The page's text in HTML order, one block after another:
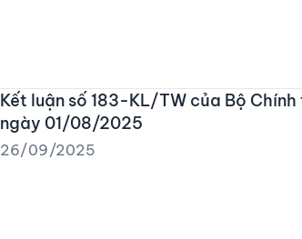
Kết luận số 183-KL/TW của Bộ
ngày 01/08/2025
26/09/2025